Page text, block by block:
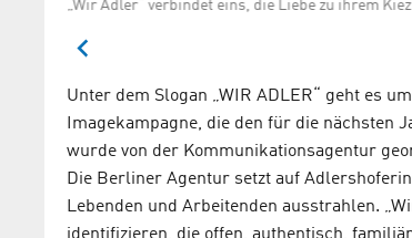
„Wir Adler“ verbindet eins, die Liebe zu ihrem
Unter dem Slogan „WIR ADLER“ geht es
Imagekampagne, die den für die nächsten
wurde von der Kommunikationsagentur
Die Berliner Agentur setzt auf
Lebenden und Arbeitenden ausstrahlen.